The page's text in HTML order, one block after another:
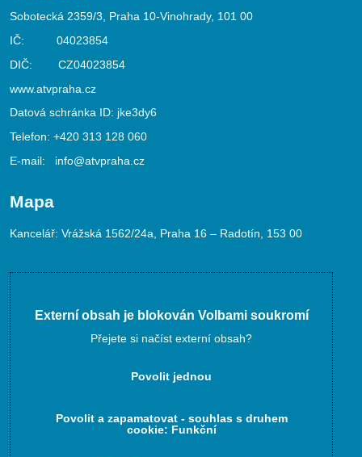
Sobotecká 2359/3, Praha 10-Vinohrady, 101 00
IČ: 04023854
DIČ: CZ04023854
www.atvpraha.cz
Datová schránka ID: jke3dy6
Telefon: +420 313 128 060
E-mail: info@atvpraha.cz
Mapa
Kancelář: Vrážská 1562/24a, Praha 16 – Radotín, 153 00
Externí obsah je blokován Volbami soukromí
Přejete si načíst externí obsah?
Povolit jednou
Povolit a zapamatovat - souhlas s druhem
cookie: Funkční